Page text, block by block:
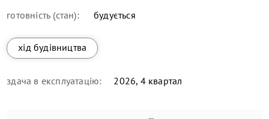
готовність (стан): будується
хід будівництва
здача в експлуатацію: 2026, 4 квартал